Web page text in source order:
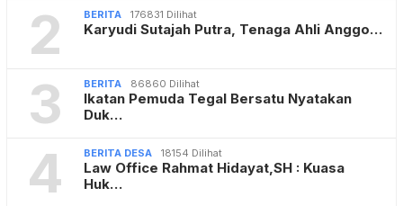
2 BERITA 176831 Dilihat
Karyudi Sutajah Putra, Tenaga Ahli Anggo…
3 BERITA 86860 Dilihat
Ikatan Pemuda Tegal Bersatu Nyatakan
Duk…
4 BERITA DESA 18154 Dilihat
Law Office Rahmat Hidayat,SH : Kuasa
Huk…